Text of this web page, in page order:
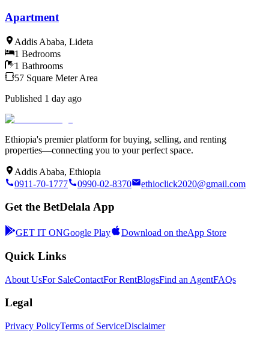
Apartment
Addis Ababa, Lideta
1 Bedrooms
1 Bathrooms
57 Square Meter Area
Published 1 day ago
Ethiopia's premier platform for buying, selling, and renting
properties—connecting you to your perfect space.
Addis Ababa, Ethiopia
0911-70-1777
0990-02-8370 ethioclick2020@gmail.com
Get the BetDelala App
GET IT ONGoogle Play Download on theApp Store
Quick Links
About UsFor SaleContactFor RentBlogsFind an AgentFAQs
Legal
Privacy PolicyTerms of ServiceDisclaimer